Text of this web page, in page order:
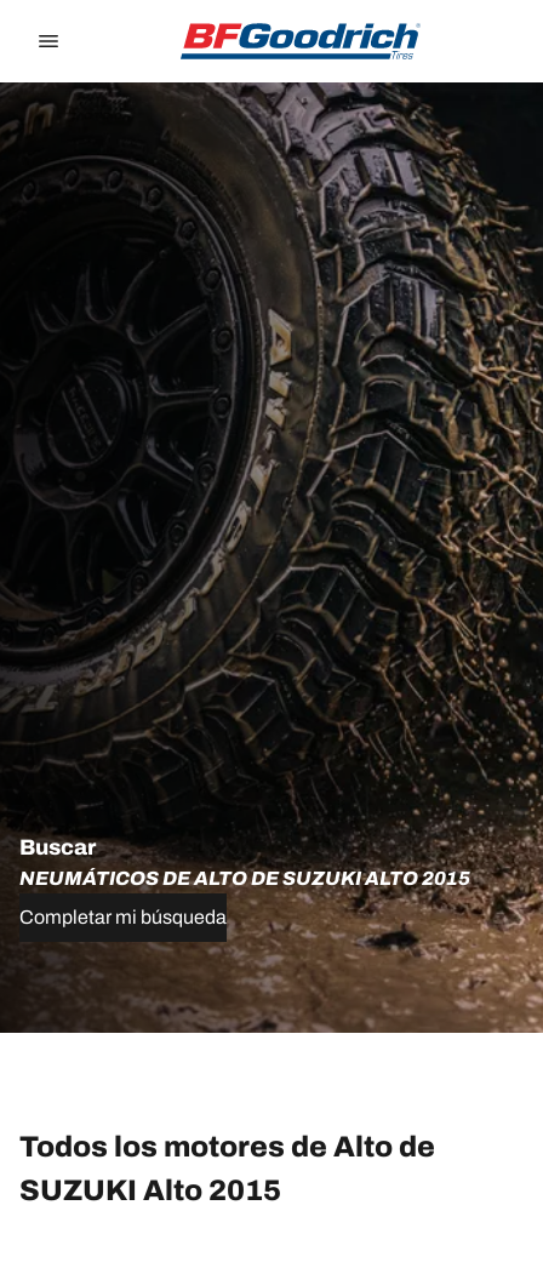
Buscar
NEUMÁTICOS DE ALTO DE SUZUKI ALTO 2015
Completar mi búsqueda
Todos los motores de Alto de
SUZUKI Alto 2015